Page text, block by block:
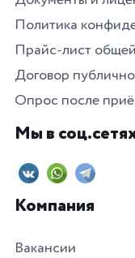
Политика
Прайс-лист
Договор
Опрос после
Мы в
Компания
Вакансии